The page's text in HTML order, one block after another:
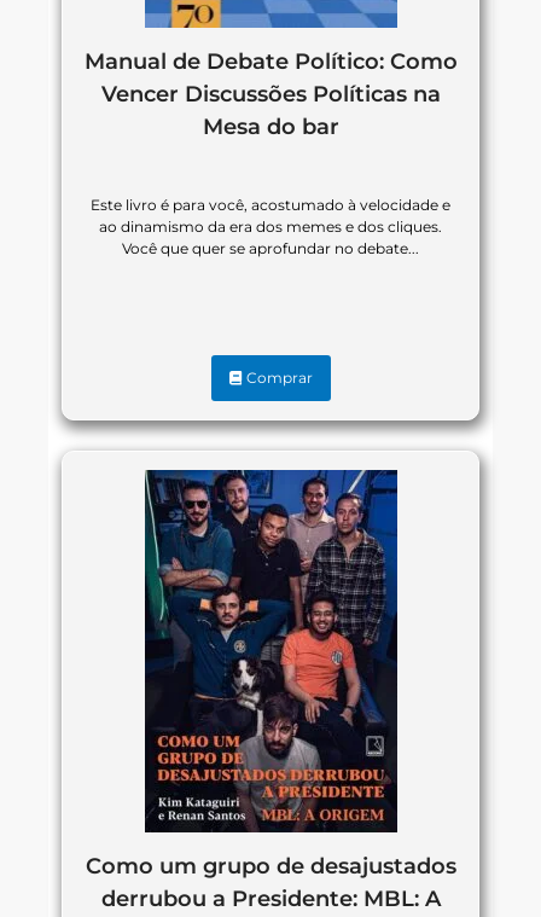
Manual de Debate Político: Como
Vencer Discussões Políticas na
Mesa do bar
Este livro é para você, acostumado à velocidade e
ao dinamismo da era dos memes e dos cliques.
Você que quer se aprofundar no debate...
Comprar
Como um grupo de desajustados
derrubou a Presidente: MBL: A